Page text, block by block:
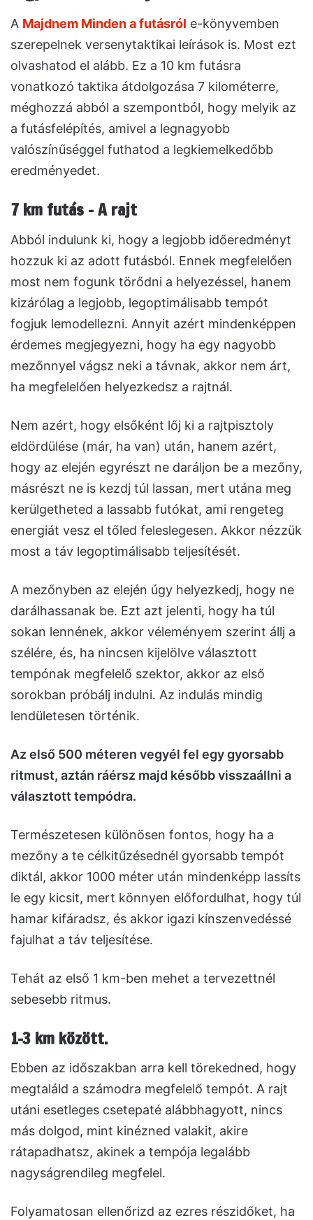
A Majdnem Minden a futásról e-könyvemben
szerepelnek versenytaktikai leírások is. Most ezt
olvashatod el alább. Ez a 10 km futásra
vonatkozó taktika átdolgozása 7 kilométerre,
méghozzá abból a szempontból, hogy melyik az
a futásfelépítés, amivel a legnagyobb
valószínűséggel futhatod a legkiemelkedőbb
eredményedet.
7 km futás – A rajt
Abból indulunk ki, hogy a legjobb időeredményt
hozzuk ki az adott futásból. Ennek megfelelően
most nem fogunk törődni a helyezéssel, hanem
kizárólag a legjobb, legoptimálisabb tempót
fogjuk lemodellezni. Annyit azért mindenképpen
érdemes megjegyezni, hogy ha egy nagyobb
mezőnnyel vágsz neki a távnak, akkor nem árt,
ha megfelelően helyezkedsz a rajtnál.
Nem azért, hogy elsőként lőj ki a rajtpisztoly
eldördülése (már, ha van) után, hanem azért,
hogy az elején egyrészt ne daráljon be a mezőny,
másrészt ne is kezdj túl lassan, mert utána meg
kerülgetheted a lassabb futókat, ami rengeteg
energiát vesz el tőled feleslegesen. Akkor nézzük
most a táv legoptimálisabb teljesítését.
A mezőnyben az elején úgy helyezkedj, hogy ne
darálhassanak be. Ezt azt jelenti, hogy ha túl
sokan lennének, akkor véleményem szerint állj a
szélére, és, ha nincsen kijelölve választott
tempónak megfelelő szektor, akkor az első
sorokban próbálj indulni. Az indulás mindig
lendületesen történik.
Az első 500 méteren vegyél fel egy gyorsabb
ritmust, aztán ráérsz majd később visszaállni a
választott tempódra.
Természetesen különösen fontos, hogy ha a
mezőny a te célkitűzésednél gyorsabb tempót
diktál, akkor 1000 méter után mindenképp lassíts
le egy kicsit, mert könnyen előfordulhat, hogy túl
hamar kifáradsz, és akkor igazi kínszenvedéssé
fajulhat a táv teljesítése.
Tehát az első 1 km-ben mehet a tervezettnél
sebesebb ritmus.
1-3 km között.
Ebben az időszakban arra kell törekedned, hogy
megtaláld a számodra megfelelő tempót. A rajt
utáni esetleges csetepaté alábbhagyott, nincs
más dolgod, mint kinézned valakit, akire
rátapadhatsz, akinek a tempója legalább
nagyságrendileg megfelel.
Folyamatosan ellenőrizd az ezres részidőket, ha